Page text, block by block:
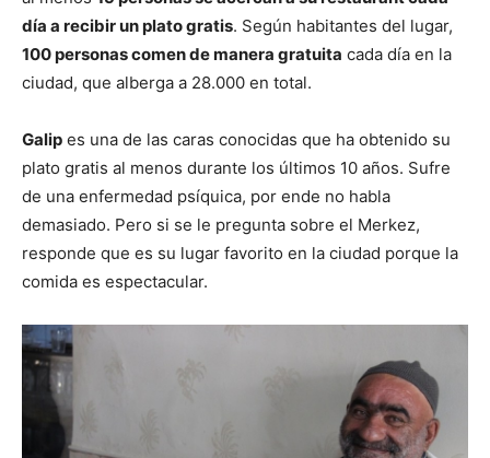
día a recibir un plato gratis. Según habitantes del lugar,
100 personas comen de manera gratuita cada día en la
ciudad, que alberga a 28.000 en total.
Galip es una de las caras conocidas que ha obtenido su
plato gratis al menos durante los últimos 10 años. Sufre
de una enfermedad psíquica, por ende no habla
demasiado. Pero si se le pregunta sobre el Merkez,
responde que es su lugar favorito en la ciudad porque la
comida es espectacular.